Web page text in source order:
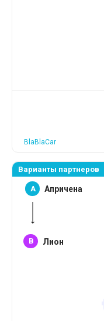
BlaBlaCar
Варианты партнеров
A Апричена
B Лион